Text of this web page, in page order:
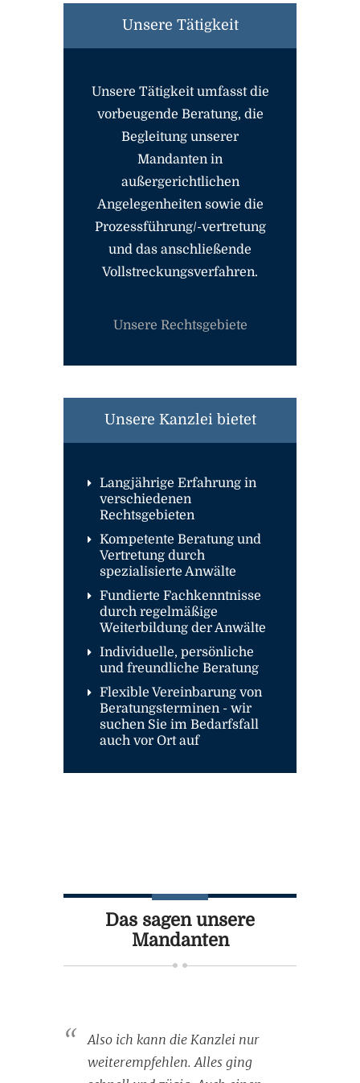
Unsere Tätigkeit
Unsere Tätigkeit umfasst die
vorbeugende Beratung, die
Begleitung unserer
Mandanten in
außergerichtlichen
Angelegenheiten sowie die
Prozessführung/-vertretung
und das anschließende
Vollstreckungsverfahren.
Unsere Rechtsgebiete
Unsere Kanzlei bietet
Langjährige Erfahrung in
verschiedenen
Rechtsgebieten
Kompetente Beratung und
Vertretung durch
spezialisierte Anwälte
Fundierte Fachkenntnisse
durch regelmäßige
Weiterbildung der Anwälte
Individuelle, persönliche
und freundliche Beratung
Flexible Vereinbarung von
Beratungsterminen - wir
suchen Sie im Bedarfsfall
auch vor Ort auf
Das sagen unsere
Mandanten
Also ich kann die Kanzlei nur
weiterempfehlen. Alles ging